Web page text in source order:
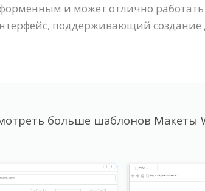
и может отлично
поддерживающий
больше шаблонов Макеты